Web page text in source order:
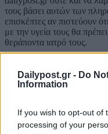
Dailypost.gr - Do
Information
If you wish to opt-out of
processing of your
τους βάσει αυτών των
επισκέπτες αν πιστεύουν
με την υγεία τους θα
θεράποντα ιατρό τους.
Το dailypost.gr δίνει τη
να διατυπώσουν την
καμία περίπτωση δεν
ενστερνίζεται ή συμφωνεί